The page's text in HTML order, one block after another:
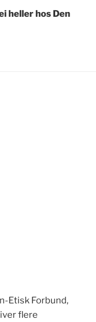
heller hos Den
Etisk Forbund,
flere